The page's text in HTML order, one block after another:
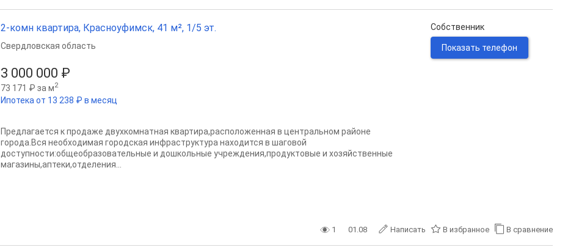
2-комн квартира, Красноуфимск, 41 м², 1/5 эт.
3 000 000 ₽
73 171 ₽ за м2
Ипотека от 13 238 ₽ в месяц
Свердловская область
Предлагается к продаже двухкомнатная квартира,расположенная в центральном районе
города.Вся необходимая городская инфраструктура находится в шаговой
доступности:общеобразовательные и дошкольные учреждения,продуктовые и хозяйственные
магазины,аптеки,отделения...
Собственник
Показать телефон
1 01.08 Написать В избранное В сравнение